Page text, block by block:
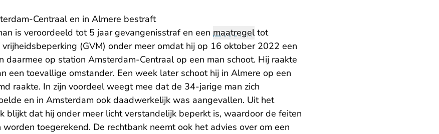
Centraal en in Almere bestraft
is veroordeeld tot 5 jaar gevangenisstraf en een maatregeltot
(GVM) onder meer omdat hij op 16 oktober 2022 een
daarmee op station Amsterdam-Centraal op een man schoot. Hij raakte
een toevallige omstander. Een week later schoot hij in Almere op een
raakte. In zijn voordeel weegt mee dat de 34-jarige man zich
en in Amsterdam ook daadwerkelijk was aangevallen. Uit het
blijkt dat hij onder meer licht verstandelijk beperkt is, waardoor de feiten
toegerekend. De rechtbank neemt ook het advies over om een